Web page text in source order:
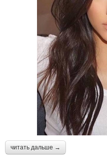
читать дальше →